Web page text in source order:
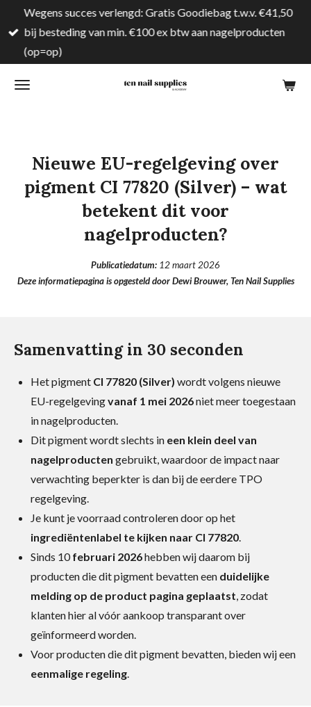
direct
naar
hoofdinhoud
Wegens succes verlengd: Gratis Goodiebag t.w.v. €41,50
bij besteding van min. €100 ex btw aan nagelproducten
(op=op)
Nieuwe EU-regelgeving over
pigment CI 77820 (Silver) – wat
betekent dit voor
nagelproducten?
Publicatiedatum: 12 maart 2026
Deze informatiepagina is opgesteld door Dewi Brouwer, Ten Nail Supplies
Samenvatting in 30 seconden
Het pigment CI 77820 (Silver) wordt volgens nieuwe
EU-regelgevingvanaf 1 mei 2026niet meer toegestaan
in nagelproducten.
Dit pigment wordt slechts in een klein deel van
nagelproducten gebruikt, waardoor de impact naar
verwachting beperkter is dan bij de eerdere TPO
regelgeving.
Je kunt je voorraad controleren door op het
ingrediëntenlabel te kijken naar CI 77820.
Sinds 10februari 2026hebben wij daarom bij
producten die dit pigment bevatten een duidelijke
melding op de product pagina geplaatst, zodat
klanten hier al vóór aankoop transparant over
geïnformeerd worden.
Voor producten die dit pigment bevatten, bieden wij een
eenmalige regeling.